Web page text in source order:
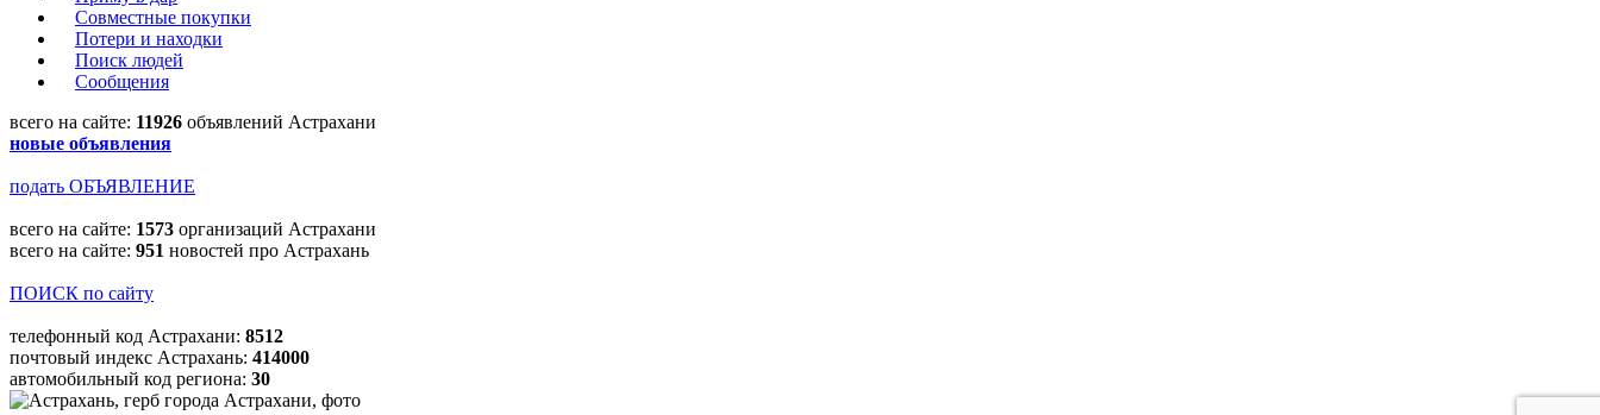
Совместные покупки
Потери и находки
Поиск людей
Сообщения
всего на сайте: 11926 объявлений Астрахани
новые объявления
подать ОБЪЯВЛЕНИЕ
всего на сайте: 1573 организаций Астрахани
всего на сайте: 951 новостей про Астрахань
ПОИСК по сайту
телефонный код Астрахани: 8512
почтовый индекс Астрахань: 414000
автомобильный код региона: 30